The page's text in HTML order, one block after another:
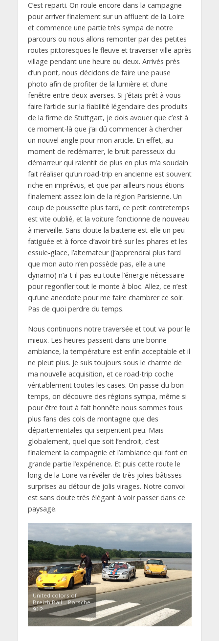
C’est reparti. On roule encore dans la campagne
pour arriver finalement sur un affluent de la Loire
et commence une partie très sympa de notre
parcours ou nous allons remonter par des petites
routes pittoresques le fleuve et traverser ville après
village pendant une heure ou deux. Arrivés près
d’un pont, nous décidons de faire une pause
photo afin de profiter de la lumière et d’une
fenêtre entre deux averses. Si j’étais prêt à vous
faire l’article sur la fiabilité légendaire des produits
de la firme de Stuttgart, je dois avouer que c’est à
ce moment-là que j’ai dû commencer à chercher
un nouvel angle pour mon article. En effet, au
moment de redémarrer, le bruit paresseux du
démarreur qui ralentit de plus en plus m’a soudain
fait réaliser qu’un road-trip en ancienne est souvent
riche en imprévus, et que par ailleurs nous étions
finalement assez loin de la région Parisienne. Un
coup de poussette plus tard, ce petit contretemps
est vite oublié, et la voiture fonctionne de nouveau
à merveille. Sans doute la batterie est-elle un peu
fatiguée et à force d’avoir tiré sur les phares et les
essuie-glace, l’alternateur (j’apprendrai plus tard
que mon auto n’en possède pas, elle a une
dynamo) n’a-t-il pas eu toute l’énergie nécessaire
pour regonfler tout le monte à bloc. Allez, ce n’est
qu’une anecdote pour me faire chambrer ce soir.
Pas de quoi perdre du temps.
Nous continuons notre traversée et tout va pour le
mieux. Les heures passent dans une bonne
ambiance, la température est enfin acceptable et il
ne pleut plus. Je suis toujours sous le charme de
ma nouvelle acquisition, et ce road-trip coche
véritablement toutes les cases. On passe du bon
temps, on découvre des régions sympa, même si
pour être tout à fait honnête nous sommes tous
plus fans des cols de montagne que des
départementales qui serpentent peu. Mais
globalement, quel que soit l’endroit, c’est
finalement la compagnie et l’ambiance qui font en
grande partie l’expérience. Et puis cette route le
long de la Loire va révéler de très jolies bâtisses
surprises au détour de jolis virages. Notre convoi
est sans doute très élégant à voir passer dans ce
paysage.
United colors of
Breizh Ball – Porsche
912